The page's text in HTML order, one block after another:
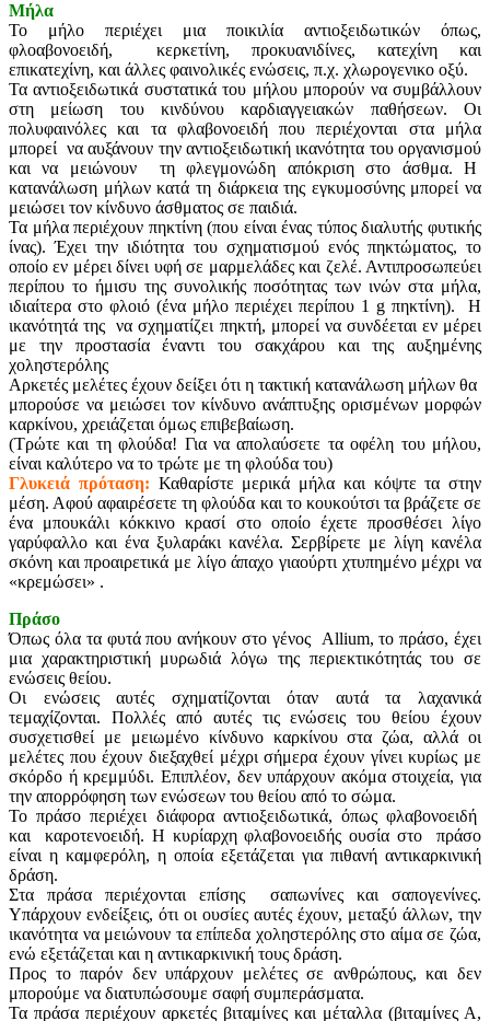
Μήλα
Το μήλο περιέχει μια ποικιλία αντιοξειδωτικών όπως,
φλοαβονοειδή, κερκετίνη, προκυανιδίνες, κατεχίνη και
επικατεχίνη, και άλλες φαινολικές ενώσεις, π.χ. χλωρογενικο οξύ.
Τα αντιοξειδωτικά συστατικά του μήλου μπορούν να συμβάλλουν
στη μείωση του κινδύνου καρδιαγγειακών παθήσεων. Οι
πολυφαινόλες και τα φλαβονοειδή που περιέχονται στα μήλα
μπορεί να αυξάνουν την αντιοξειδωτική ικανότητα του οργανισμού
και να μειώνουν τη φλεγμονώδη απόκριση στο άσθμα. Η
κατανάλωση μήλων κατά τη διάρκεια της εγκυμοσύνης μπορεί να
μειώσει τον κίνδυνο άσθματος σε παιδιά.
Τα μήλα περιέχουν πηκτίνη (που είναι ένας τύπος διαλυτής φυτικής
ίνας). Έχει την ιδιότητα του σχηματισμού ενός πηκτώματος, το
οποίο εν μέρει δίνει υφή σε μαρμελάδες και ζελέ. Αντιπροσωπεύει
περίπου το ήμισυ της συνολικής ποσότητας των ινών στα μήλα,
ιδιαίτερα στο φλοιό (ένα μήλο περιέχει περίπου 1 g πηκτίνη). Η
ικανότητά της να σχηματίζει πηκτή, μπορεί να συνδέεται εν μέρει
με την προστασία έναντι του σακχάρου και της αυξημένης
χοληστερόλης
Αρκετές μελέτες έχουν δείξει ότι η τακτική κατανάλωση μήλων θα
μπορούσε να μειώσει τον κίνδυνο ανάπτυξης ορισμένων μορφών
καρκίνου, χρειάζεται όμως επιβεβαίωση.
(Τρώτε και τη φλούδα! Για να απολαύσετε τα οφέλη του μήλου,
είναι καλύτερο να το τρώτε με τη φλούδα του)
Γλυκειά πρόταση: Καθαρίστε μερικά μήλα και κόψτε τα στην
μέση. Αφού αφαιρέσετε τη φλούδα και το κουκούτσι τα βράζετε σε
ένα μπουκάλι κόκκινο κρασί στο οποίο έχετε προσθέσει λίγο
γαρύφαλλο και ένα ξυλαράκι κανέλα. Σερβίρετε με λίγη κανέλα
σκόνη και προαιρετικά με λίγο άπαχο γιαούρτι χτυπημένο μέχρι να
«κρεμώσει» .
Πράσο
Όπως όλα τα φυτά που ανήκουν στο γένος Allium, το πράσο, έχει
μια χαρακτηριστική μυρωδιά λόγω της περιεκτικότητάς του σε
ενώσεις θείου.
Οι ενώσεις αυτές σχηματίζονται όταν αυτά τα λαχανικά
τεμαχίζονται. Πολλές από αυτές τις ενώσεις του θείου έχουν
συσχετισθεί με μειωμένο κίνδυνο καρκίνου στα ζώα, αλλά οι
μελέτες που έχουν διεξαχθεί μέχρι σήμερα έχουν γίνει κυρίως με
σκόρδο ή κρεμμύδι. Επιπλέον, δεν υπάρχουν ακόμα στοιχεία, για
την απορρόφηση των ενώσεων του θείου από το σώμα.
Το πράσο περιέχει διάφορα αντιοξειδωτικά, όπως φλαβονοειδή
και καροτενοειδή. Η κυρίαρχη φλαβονοειδής ουσία στο πράσο
είναι η καμφερόλη, η οποία εξετάζεται για πιθανή αντικαρκινική
δράση.
Στα πράσα περιέχονται επίσης σαπωνίνες και σαπογενίνες.
Υπάρχουν ενδείξεις, ότι οι ουσίες αυτές έχουν, μεταξύ άλλων, την
ικανότητα να μειώνουν τα επίπεδα χοληστερόλης στο αίμα σε ζώα,
ενώ εξετάζεται και η αντικαρκινική τους δράση.
Προς το παρόν δεν υπάρχουν μελέτες σε ανθρώπους, και δεν
μπορούμε να διατυπώσουμε σαφή συμπεράσματα.
Τα πράσα περιέχουν αρκετές βιταμίνες και μέταλλα (βιταμίνες Α,